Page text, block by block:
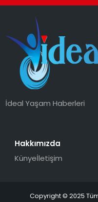
İdeal Yaşam Haberleri
Hakkımızda
Künyeİletişim
Copyright © 2025